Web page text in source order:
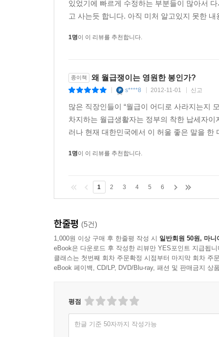
있었기에 빠르게 수정하는 부분들이 많아서
고 사는듯 합니다. 아직 미처 알고있지 못한
1명이 이 리뷰를 추천합니다.
종이책 왜 월급쟁이는 영원한 봉인가?
s****8 2012-11-01 신고
많은 직장인들이 “월급이 어디로 사라지는지
차지하는 월급생활자는 정부의 착한 납세자
러나 현재 대한민국에서 이 허울 좋은 말을 한
1명이 이 리뷰를 추천합니다.
1 2 3 4 5 6
한줄평 (5건)
1,000원 이상 구매 후 한줄평 작성 시 일반회원 50원, 마니
eBook은 다운로드 후 작성한 리뷰만 YES포인트 지급됩니
클래스는 첫번째 회차 주문확정 시점부터 마지막 회차 주
eBook 페이백, CD/LP, DVD/Blu-ray, 패션 및 판매금지 상
평점
한글 기준 50자까지 작성가능